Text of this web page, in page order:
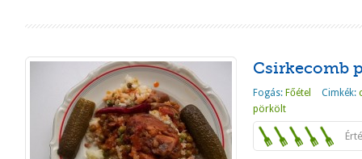
Csirkecomb
Fogás: Főétel Cimkék:
pörkölt